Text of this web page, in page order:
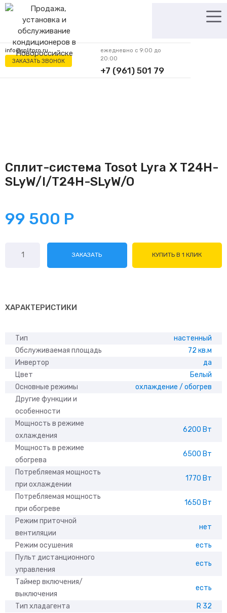
Перейти
содержимому
info@splitpro.ru
ЗАКАЗАТЬ ЗВОНОК
ежедневно с 9:00 до
20:00
+7 (961) 501 79
62
Сплит-система Tosot Lyra X T24H-
SLyW/I/T24H-SLyW/O
99 500 Р
товара
T24H-
ЗАКАЗАТЬ КУПИТЬ В 1 КЛИК
ХАРАКТЕРИСТИКИ
Тип
настенный
Обслуживаемая площадь
72 кв.м
Инвертор
да
Цвет
Белый
Основные режимы
охлаждение / обогрев
Другие функции и
особенности
Мощность в режиме
охлаждения
6200 Вт
Мощность в режиме
обогрева
6500 Вт
Потребляемая мощность
при охлаждении
1770 Вт
Потребляемая мощность
при обогреве
1650 Вт
Режим приточной
вентиляции
нет
Режим осушения
есть
Пульт дистанционного
управления
есть
Таймер включения/
выключения
есть
Тип хладагента
R 32